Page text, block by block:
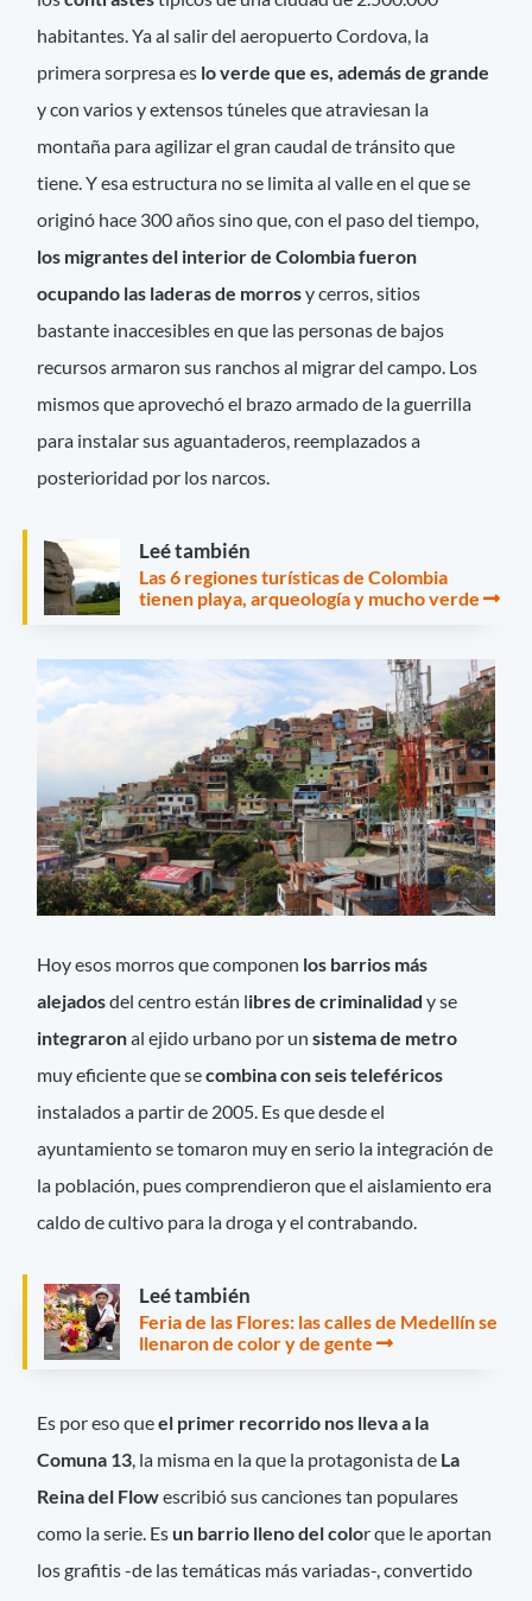
habitantes. Ya al salir del aeropuerto Cordova, la
primera sorpresa es lo verde que es, además de grande
y con varios y extensos túneles que atraviesan la
montaña para agilizar el gran caudal de tránsito que
tiene. Y esa estructura no se limita al valle en el que se
originó hace 300 años sino que, con el paso del tiempo,
los migrantes del interior de Colombia fueron
ocupando las laderas de morrosy cerros, sitios
bastante inaccesibles en que las personas de bajos
recursos armaron sus ranchos al migrar del campo. Los
mismos que aprovechó el brazo armado de la guerrilla
para instalar sus aguantaderos, reemplazados a
posterioridad por los narcos.
Leé también
Las 6 regiones turísticas de Colombia
tienen playa, arqueología y mucho verde
Hoy esos morros que componen los barrios más
alejadosdel centro están libres de criminalidad y se
integraronal ejido urbano por un sistema de metro
muy eficiente que secombina con seis teleféricos
instalados a partir de 2005. Es que desde el
ayuntamiento se tomaron muy en serio la integración de
la población, pues comprendieron que el aislamiento era
caldo de cultivo para la droga y el contrabando.
Leé también
Feria de las Flores: las calles de Medellín se
llenaron de color y de gente
Es por eso queel primer recorrido nos lleva a la
Comuna 13, la misma en la que la protagonista de La
Reina del Flowescribió sus canciones tan populares
como la serie. Es un barrio lleno del color que le aportan
los grafitis -de las temáticas más variadas-, convertido